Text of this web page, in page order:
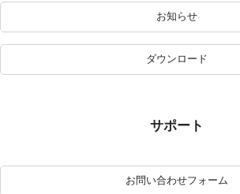
お知らせ
ダウンロード
サポート
お問い合わせフォーム